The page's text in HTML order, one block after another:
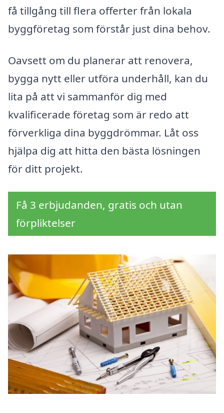
få tillgång till flera offerter från lokala
byggföretag som förstår just dina behov.
Oavsett om du planerar att renovera,
bygga nytt eller utföra underhåll, kan du
lita på att vi sammanför dig med
kvalificerade företag som är redo att
förverkliga dina byggdrömmar. Låt oss
hjälpa dig att hitta den bästa lösningen
för ditt projekt.
Få 3 erbjudanden, gratis och utan
förpliktelser